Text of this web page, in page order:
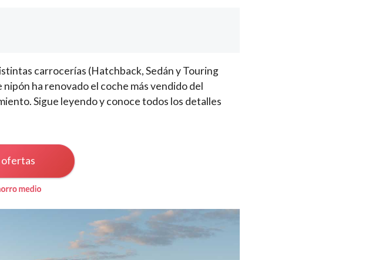
carrocerías (Hatchback, Sedán y Touring
ha renovado el coche más vendido del
Sigue leyendo y conoce todos los detalles
ofertas